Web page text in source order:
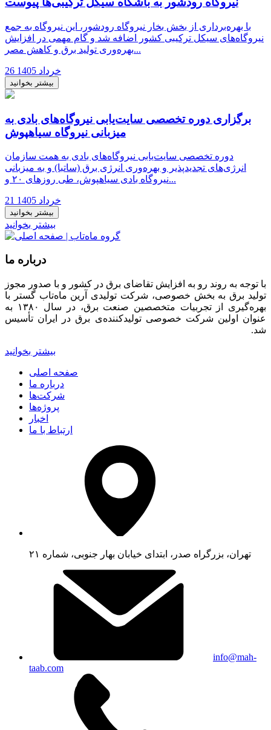
با بهره‌برداری از بخش بخار نیروگاه رودشور، این نیروگاه به جمع
نیروگاه‌های سیکل ترکیبی کشور اضافه شد و گام مهمی در افزایش
بهره‌وری تولید برق و کاهش مصر...
26 خرداد 1405
بیشتر بخوانید
برگزاری دوره تخصصی سایت‌یابی نیروگاه‌های بادی به
میزبانی نیروگاه سیاهپوش
دوره تخصصی سایت‌یابی نیروگاه‌های بادی به همت سازمان
انرژی‌های تجدیدپذیر و بهره‌وری انرژی برق (ساتبا) و به میزبانی
نیروگاه بادی سیاهپوش، طی روزهای ۲۰ و...
21 خرداد 1405
بیشتر بخوانید
بیشتر بخوانید
درباره ما
با توجه به روند رو به افزایش تقاضای برق در کشور و با صدور مجوز
تولید برق به بخش خصوصی، شرکت تولیدی آرین ماه‌تاب گستر با
بهره‌گیری از تجربیات متخصصین صنعت برق، در سال ۱۳۸۰ به
عنوان اولین شرکت خصوصی تولیدکننده‌ی برق در ایران تأسیس
شد.
بیشتر بخوانید
صفحه اصلی
درباره ما
شرکت‌ها
پروژه‌ها
اخبار
ارتباط با ما
تهران، بزرگراه صدر، ابتدای خیابان بهار جنوبی، شماره ۲۱
info@mah-
taab.com